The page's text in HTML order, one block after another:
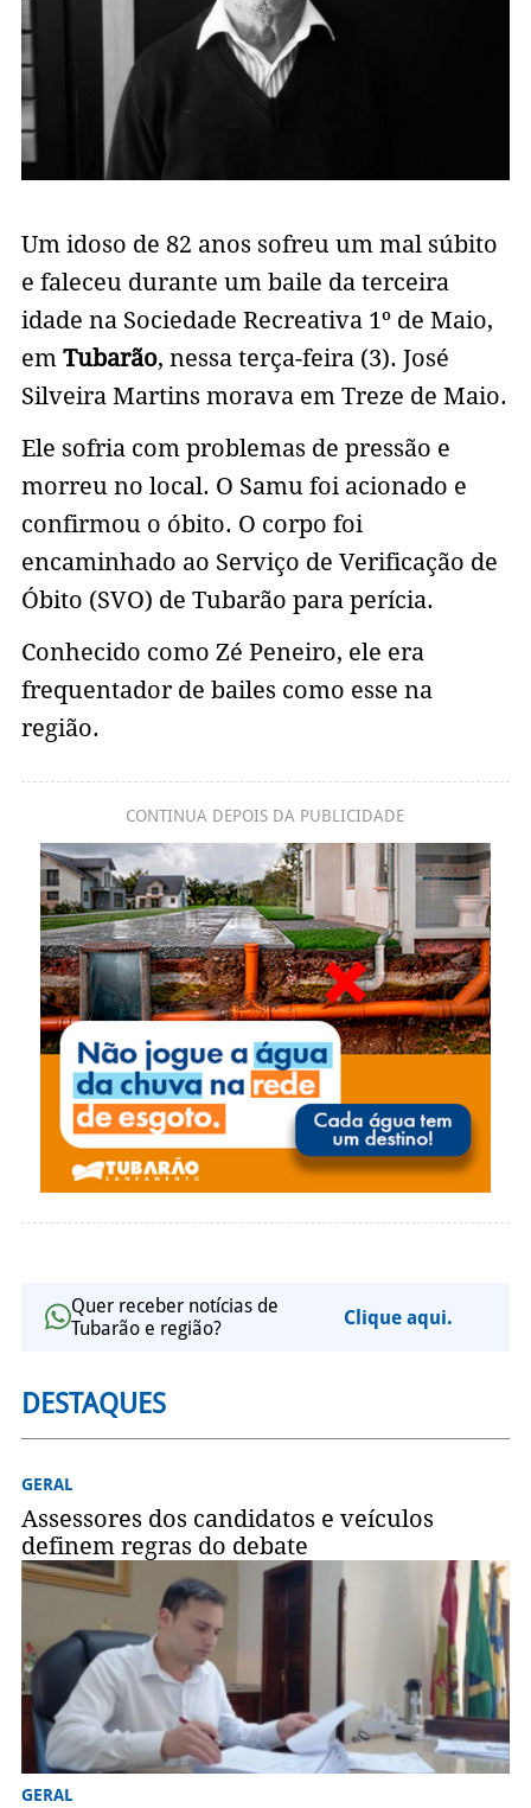
Um idoso de 82 anos sofreu um mal súbito
e faleceu durante um baile da terceira
idade na Sociedade Recreativa 1º de Maio,
em Tubarão, nessa terça-feira (3). José
Silveira Martins morava em Treze de Maio.
Ele sofria com problemas de pressão e
morreu no local. O Samu foi acionado e
confirmou o óbito. O corpo foi
encaminhado ao Serviço de Verificação de
Óbito (SVO) de Tubarão para perícia.
Conhecido como Zé Peneiro, ele era
frequentador de bailes como esse na
região.
CONTINUA DEPOIS DA PUBLICIDADE
Quer receber notícias de
Tubarão e região?
Clique aqui.
DESTAQUES
GERAL
Assessores dos candidatos e veículos
definem regras do debate
GERAL